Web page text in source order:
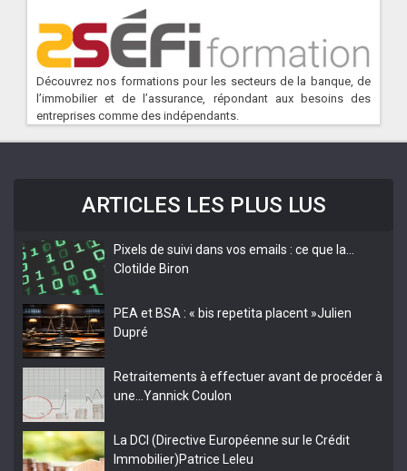
Découvrez nos formations pour les secteurs de la banque, de
l’immobilier et de l’assurance, répondant aux besoins des
entreprises comme des indépendants.
ARTICLES LES PLUS LUS
Pixels de suivi dans vos emails : ce que la…
Clotilde Biron
PEA et BSA : « bis repetita placent »Julien
Dupré
Retraitements à effectuer avant de procéder à
une… Yannick Coulon
La DCI (Directive Européenne sur le Crédit
Immobilier)Patrice Leleu